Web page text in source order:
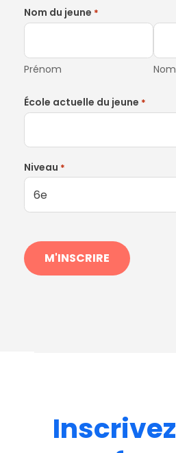
Nom du jeune *
Prénom Nom
École actuelle du jeune *
Niveau *
Inscrivez